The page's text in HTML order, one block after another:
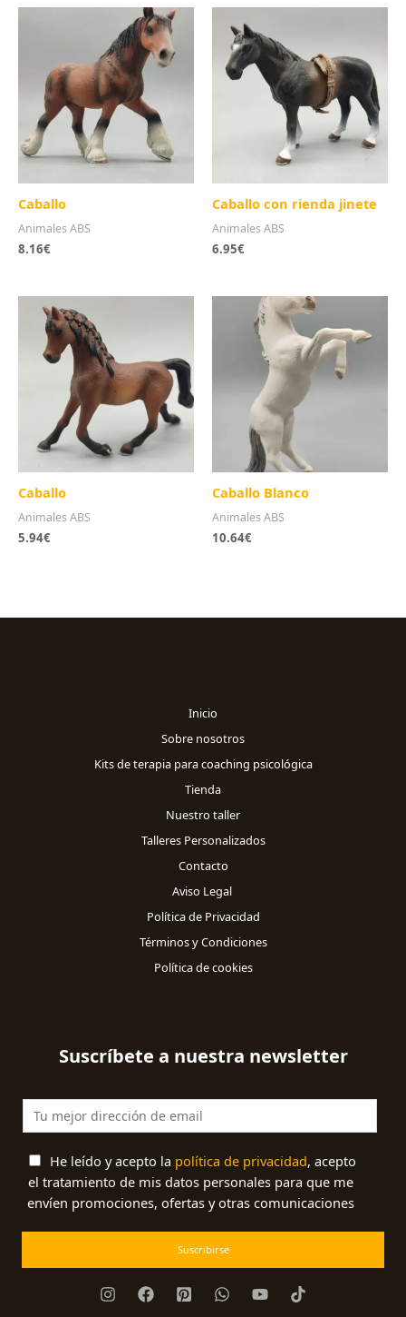
Caballo
Animales ABS
8.16€
Caballo con rienda jinete
Animales ABS
6.95€
Caballo
Animales ABS
5.94€
Caballo Blanco
Animales ABS
10.64€
Inicio
Sobre nosotros
Kits de terapia para coaching psicológica
Tienda
Nuestro taller
Talleres Personalizados
Contacto
Aviso Legal
Política de Privacidad
Términos y Condiciones
Política de cookies
Suscríbete a nuestra newsletter
He leído y acepto la política de privacidad, acepto
el tratamiento de mis datos personales para que me
envíen promociones, ofertas y otras comunicaciones
Suscribirse